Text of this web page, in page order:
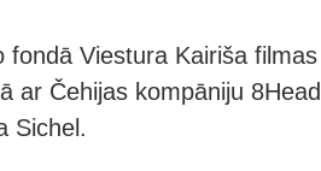
fondā Viestura Kairiša
ar Čehijas kompāniju
Sichel.